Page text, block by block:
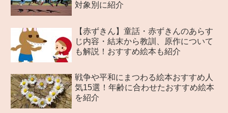
対象別に紹介
【赤ずきん】童話・赤ずきんのあらす
じ内容・結末から教訓、原作について
も解説！おすすめ絵本も紹介
戦争や平和にまつわる絵本おすすめ人
気15選！年齢に合わせたおすすめ絵本
を紹介